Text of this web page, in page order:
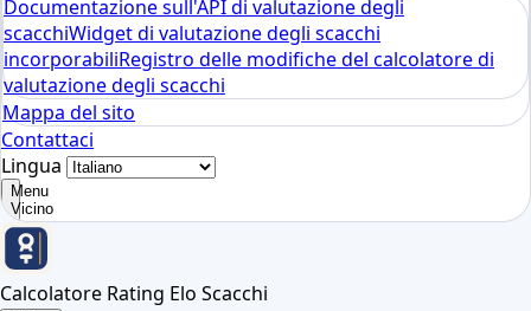
Documentazione sull'API di valutazione degli
scacchiWidget di valutazione degli scacchi
incorporabiliRegistro delle modifiche del calcolatore di
valutazione degli scacchi
Mappa del sito
Contattaci
Lingua
Menu
Vicino
Calcolatore Rating Elo Scacchi